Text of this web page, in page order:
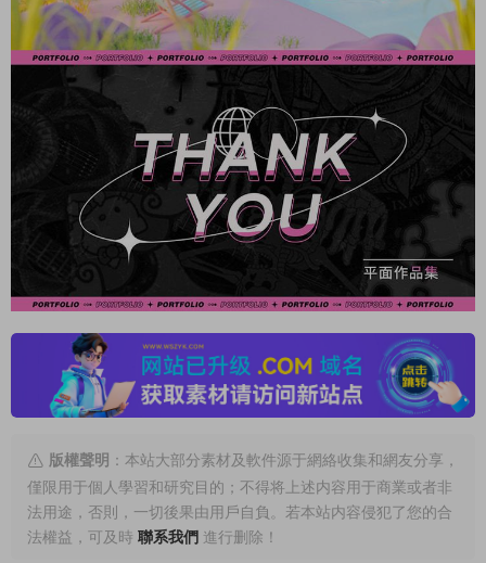
版權聲明 ：本站大部分素材及軟件源于網絡收集和網友分享，
僅限用于個人學習和研究目的；不得将上述内容用于商業或者非
法用途，否則，一切後果由用戶自負。若本站内容侵犯了您的合
法權益，可及時 聯系我們 進行删除！